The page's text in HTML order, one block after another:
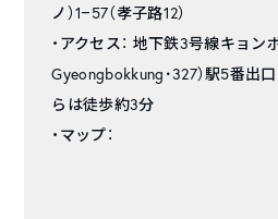
ノ）1−57（孝子路12）
・アクセス： 地下鉄3号線キョン
Gyeongbokkung･327）駅5番出
らは徒歩約3分
・マップ：